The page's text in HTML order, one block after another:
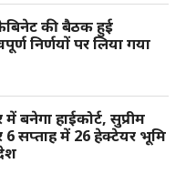
की बैठक हुई
निर्णयों पर लिया गया
में बनेगा हाईकोर्ट, सुप्रीम
6 सप्ताह में 26 हेक्टेयर भूमि